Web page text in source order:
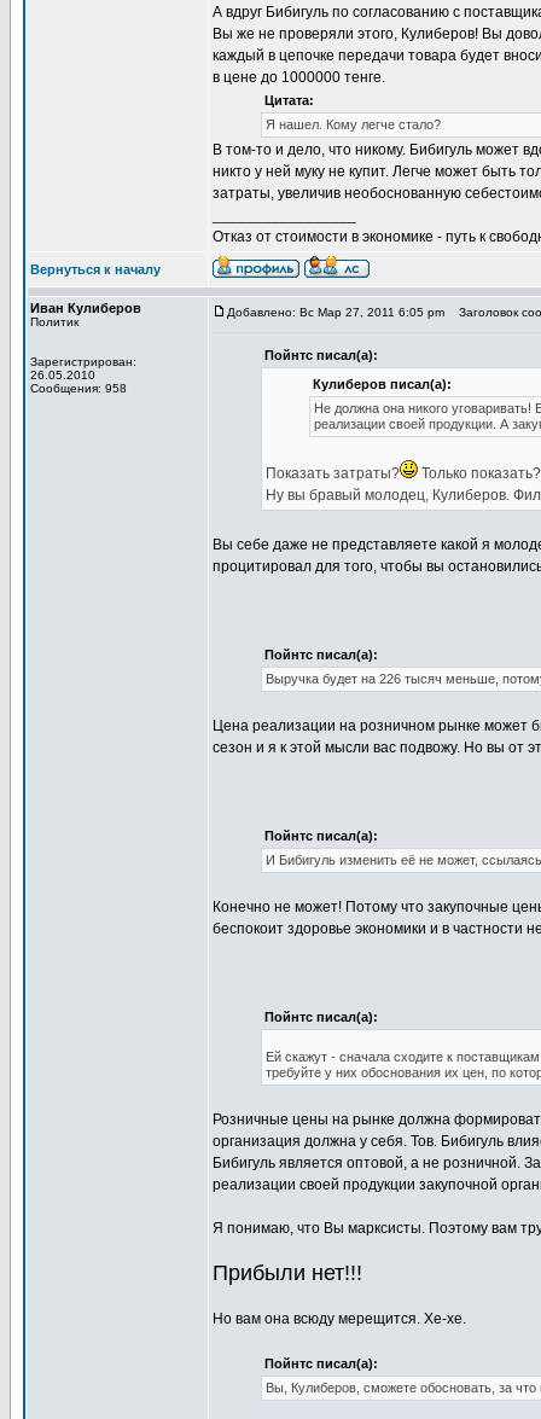
А вдруг Бибигуль по согласованию с
Вы же не проверяли этого, Кулиберов! Вы
каждый в цепочке передачи товара будет
в цене до 1000000 тенге.
Цитата:
Я нашел. Кому легче стало?
В том-то и дело, что никому. Бибигуль может
никто у ней муку не купит. Легче может быть
затраты, увеличив необоснованную
Отказ от стоимости в экономике - путь к
Вернуться к началу
Иван Кулиберов
Политик
Зарегистрирован:
26.05.2010
Сообщения: 958
Добавлено: Вс Мар 27, 2011 6:05 pm Заголовок
Пойнтс писал(а):
Кулиберов писал(а):
Не должна она никого
реализации своей продукции. А
Показать затраты?
Только
Ну вы бравый молодец, Кулиберов.
Вы себе даже не представляете какой я
процитировал для того, чтобы вы
Пойнтс писал(а):
Выручка будет на 226 тысяч меньше,
Цена реализации на розничном рынке может
сезон и я к этой мысли вас подвожу. Но вы от
Пойнтс писал(а):
И Бибигуль изменить её не может,
Конечно не может! Потому что закупочные
беспокоит здоровье экономики и в частности
Пойнтс писал(а):
Ей скажут - сначала сходите к
требуйте у них обоснования их цен, по
Розничные цены на рынке должна
организация должна у себя. Тов. Бибигуль
Бибигуль является оптовой, а не розничной.
реализации своей продукции закупочной
Я понимаю, что Вы марксисты. Поэтому вам
Прибыли нет!!!
Но вам она всюду мерещится. Хе-хе.
Пойнтс писал(а):
Вы, Кулиберов, сможете обосновать, за